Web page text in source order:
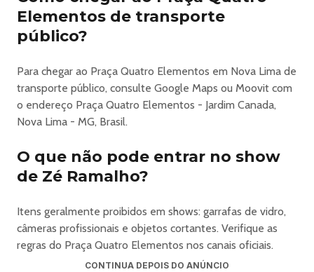
Elementos de transporte
público?
Para chegar ao Praça Quatro Elementos em Nova Lima de
transporte público, consulte Google Maps ou Moovit com
o endereço Praça Quatro Elementos - Jardim Canada,
Nova Lima - MG, Brasil.
O que não pode entrar no show
de Zé Ramalho?
Itens geralmente proibidos em shows: garrafas de vidro,
câmeras profissionais e objetos cortantes. Verifique as
regras do Praça Quatro Elementos nos canais oficiais.
CONTINUA DEPOIS DO ANÚNCIO